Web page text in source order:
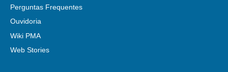
Perguntas Frequentes
Ouvidoria
Wiki PMA
Web Stories